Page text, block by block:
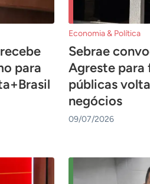
para
Economia & Política
Sebrae
Agreste
públicas
negócios
09/07/2026